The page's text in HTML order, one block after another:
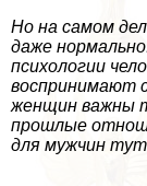
Но на самом
даже
психологии
воспринимают
женщин важны
прошлые
для мужчин тут